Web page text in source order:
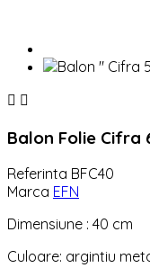
 
Balon Folie Cifra
Referinta BFC40
Marca EFN
Dimensiune : 40 cm
Culoare: argintiu